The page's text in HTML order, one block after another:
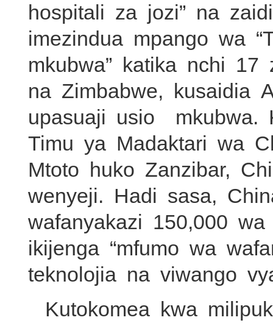
hospitali za jozi” na
imezindua mpango wa
mkubwa” katika nchi
na Zimbabwe, kusaidia
upasuaji usio
Timu ya Madaktari wa
Mtoto huko Zanzibar,
wenyeji. Hadi sasa,
wafanyakazi 150,000
ikijenga “mfumo wa
teknolojia na viwango
Kutokomea kwa